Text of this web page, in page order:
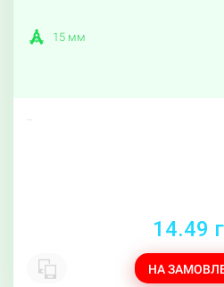
15 мм
14.49
НА